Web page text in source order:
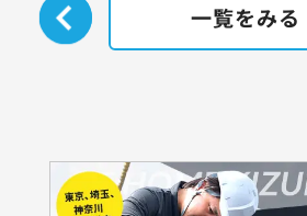
一覧をみる